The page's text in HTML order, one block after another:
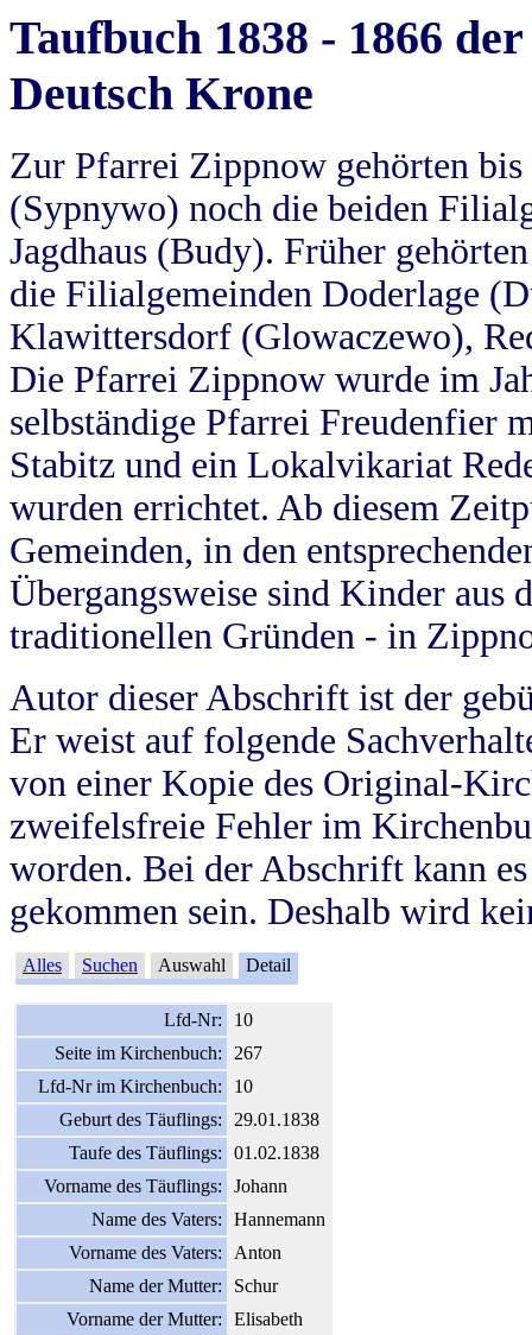
Taufbuch 1838 - 1866
Deutsch Krone
Zur Pfarrei Zippnow gehörten
(Sypnywo) noch die beiden
Jagdhaus (Budy). Früher
die Filialgemeinden Doderlage
Klawittersdorf (Glowaczewo),
Die Pfarrei Zippnow wurde im
selbständige Pfarrei Freudenfier
Stabitz und ein Lokalvikariat
wurden errichtet. Ab diesem
Gemeinden, in den
Übergangsweise sind Kinder aus
traditionellen Gründen - in
Autor dieser Abschrift ist der
Er weist auf folgende
von einer Kopie des Original-
zweifelsfreie Fehler im
worden. Bei der Abschrift kann
gekommen sein. Deshalb wird
Alles Suchen Auswahl Detail
Lfd-Nr:
10
Seite im Kirchenbuch:
267
Lfd-Nr im Kirchenbuch:
10
Geburt des Täuflings:
29.01.1838
Taufe des Täuflings:
01.02.1838
Vorname des Täuflings:
Johann
Name des Vaters:
Hannemann
Vorname des Vaters:
Anton
Name der Mutter:
Schur
Vorname der Mutter:
Elisabeth